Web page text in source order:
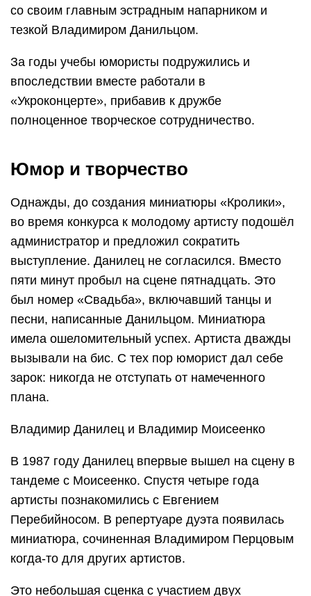
со своим главным эстрадным напарником и
тезкой Владимиром Данильцом.
За годы учебы юмористы подружились и
впоследствии вместе работали в
«Укроконцерте», прибавив к дружбе
полноценное творческое сотрудничество.
Юмор и творчество
Однажды, до создания миниатюры «Кролики»,
во время конкурса к молодому артисту подошёл
администратор и предложил сократить
выступление. Данилец не согласился. Вместо
пяти минут пробыл на сцене пятнадцать. Это
был номер «Свадьба», включавший танцы и
песни, написанные Данильцом. Миниатюра
имела ошеломительный успех. Артиста дважды
вызывали на бис. С тех пор юморист дал себе
зарок: никогда не отступать от намеченного
плана.
Владимир Данилец и Владимир Моисеенко
В 1987 году Данилец впервые вышел на сцену в
тандеме с Моисеенко. Спустя четыре года
артисты познакомились с Евгением
Перебийносом. В репертуаре дуэта появилась
миниатюра, сочиненная Владимиром Перцовым
когда-то для других артистов.
Это небольшая сценка с участием двух